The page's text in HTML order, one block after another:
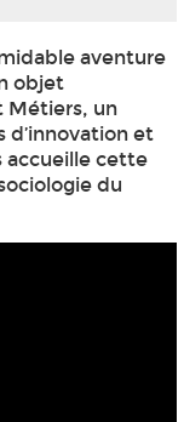
aventure
objet
Métiers, un
d’innovation et
accueille cette
du